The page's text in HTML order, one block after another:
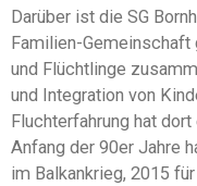
Darüber ist die SG
Familien-
und Flüchtlinge
und Integration von
Fluchterfahrung hat
Anfang der 90er Jahre
im Balkankrieg, 2015